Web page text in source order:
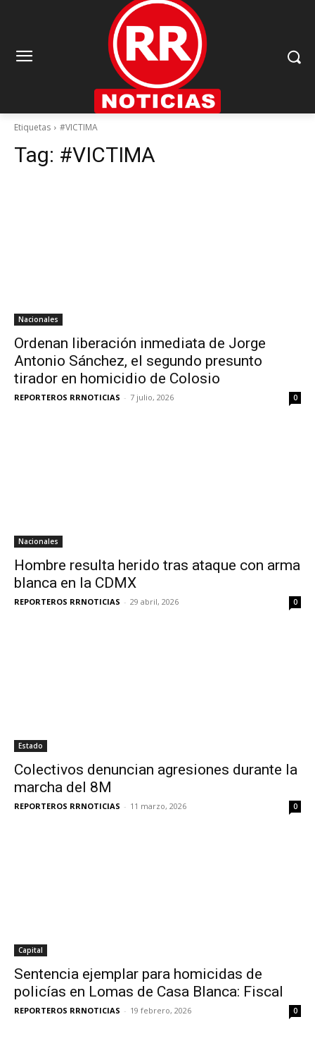
Etiquetas #VICTIMA
Tag: #VICTIMA
Nacionales
Ordenan liberación inmediata de Jorge
Antonio Sánchez, el segundo presunto
tirador en homicidio de Colosio
REPORTEROS RRNOTICIAS - 7 julio, 2026 0
Nacionales
Hombre resulta herido tras ataque con arma
blanca en la CDMX
REPORTEROS RRNOTICIAS - 29 abril, 2026 0
Estado
Colectivos denuncian agresiones durante la
marcha del 8M
REPORTEROS RRNOTICIAS - 11 marzo, 2026 0
Capital
Sentencia ejemplar para homicidas de
policías en Lomas de Casa Blanca: Fiscal
REPORTEROS RRNOTICIAS - 19 febrero, 2026 0